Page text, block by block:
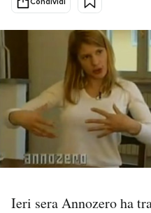
Cultura
Economia
PODCAST
NEWSLETTER
I MIEI PREFERITI
Ieri sera Annozero ha